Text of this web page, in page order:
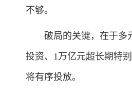
不够。
破局的关键，在于多元
投资、1万亿元超长期特
将有序投放。